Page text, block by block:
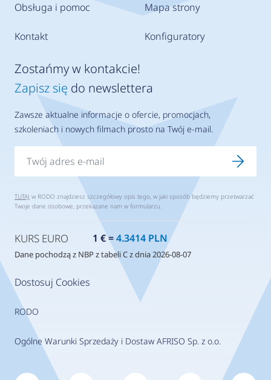
Obsługa i pomoc
Kontakt
Mapa strony
Konfiguratory
Dostosuj Cookies
RODO
Ogólne Warunki Sprzedaży i Dostaw AFRISO Sp. z o.o.
Zostańmy w kontakcie!
Zapisz się do newslettera
Zawsze aktualne informacje o ofercie, promocjach,
szkoleniach i nowych filmach prosto na Twój e-mail.
TUTAJ w RODO znajdziesz szczegółowy opis tego, w jaki sposób będziemy przetwarzać
Twoje dane osobowe, przekazane nam w formularzu.
KURS EURO 1 € =4.3414 PLN
Dane pochodzą z NBP z tabeli C z dnia 2026-08-07